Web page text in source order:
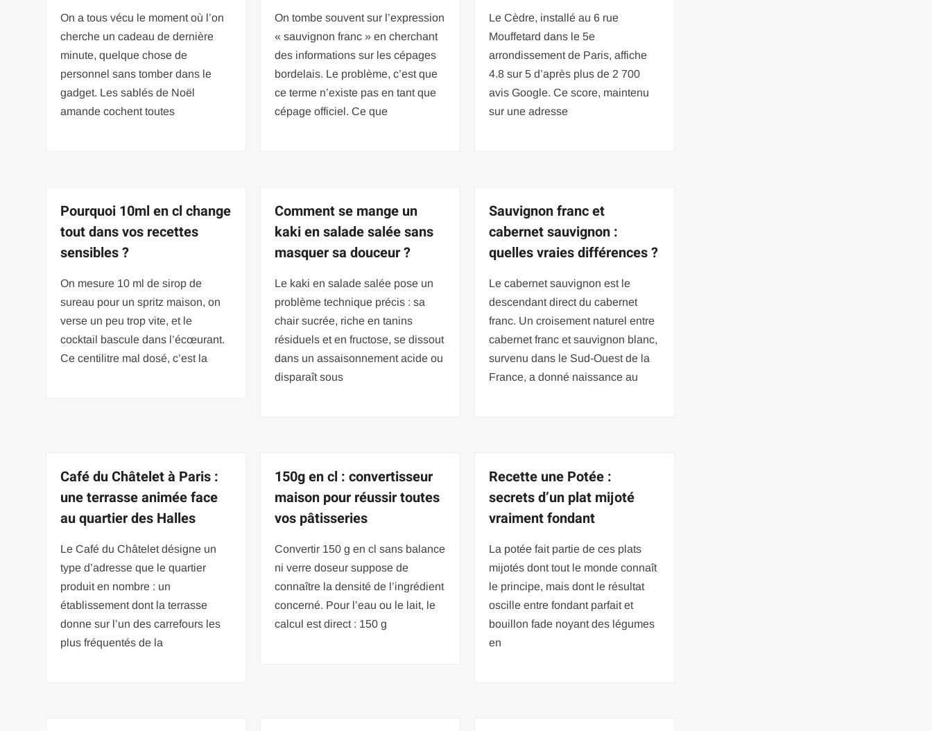
On a tous vécu le moment où l’on
cherche un cadeau de dernière
minute, quelque chose de
personnel sans tomber dans le
gadget. Les sablés de Noël
amande cochent toutes
On tombe souvent sur l’expression
« sauvignon franc » en cherchant
des informations sur les cépages
bordelais. Le problème, c’est que
ce terme n’existe pas en tant que
cépage officiel. Ce que
Le Cèdre, installé au 6 rue
Mouffetard dans le 5e
arrondissement de Paris, affiche
4.8 sur 5 d’après plus de 2 700
avis Google. Ce score, maintenu
sur une adresse
Pourquoi 10ml en cl change
tout dans vos recettes
sensibles ?
On mesure 10 ml de sirop de
sureau pour un spritz maison, on
verse un peu trop vite, et le
cocktail bascule dans l’écœurant.
Ce centilitre mal dosé, c’est la
Comment se mange un
kaki en salade salée sans
masquer sa douceur ?
Le kaki en salade salée pose un
problème technique précis : sa
chair sucrée, riche en tanins
résiduels et en fructose, se dissout
dans un assaisonnement acide ou
disparaît sous
Sauvignon franc et
cabernet sauvignon :
quelles vraies différences ?
Le cabernet sauvignon est le
descendant direct du cabernet
franc. Un croisement naturel entre
cabernet franc et sauvignon blanc,
survenu dans le Sud-Ouest de la
France, a donné naissance au
Café du Châtelet à Paris :
une terrasse animée face
au quartier des Halles
Le Café du Châtelet désigne un
type d’adresse que le quartier
produit en nombre : un
établissement dont la terrasse
donne sur l’un des carrefours les
plus fréquentés de la
150g en cl : convertisseur
maison pour réussir toutes
vos pâtisseries
Convertir 150 g en cl sans balance
ni verre doseur suppose de
connaître la densité de l’ingrédient
concerné. Pour l’eau ou le lait, le
calcul est direct : 150 g
Recette une Potée :
secrets d’un plat mijoté
vraiment fondant
La potée fait partie de ces plats
mijotés dont tout le monde connaît
le principe, mais dont le résultat
oscille entre fondant parfait et
bouillon fade noyant des légumes
en